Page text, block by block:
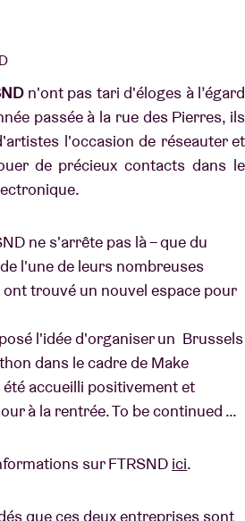
n'ont pas tari d'éloges à l’égard
passée à la rue des Pierres, ils
l'occasion de réseauter et
de précieux contacts dans le
ne s'arrête pas là – que du
l'une de leurs nombreuses
ont trouvé un nouvel espace pour
l'idée d'organiser un Brussels
dans le cadre de Make
accueilli positivement et
à la rentrée. To be continued …
sur FTRSND ici.
que ces deux entreprises sont